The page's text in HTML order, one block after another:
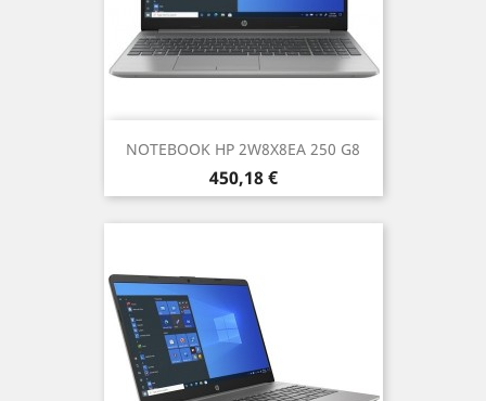
NOTEBOOK HP 2W8X8EA 250 G8
Prezzo
450,18 €